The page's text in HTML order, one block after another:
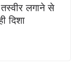
लगाने से
दिशा